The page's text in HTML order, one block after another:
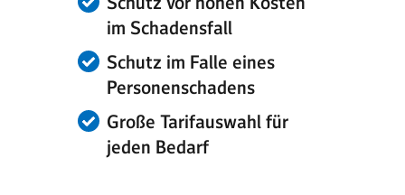
im Schadensfall
Schutz im Falle eines
Personenschadens
Große Tarifauswahl für
jeden Bedarf